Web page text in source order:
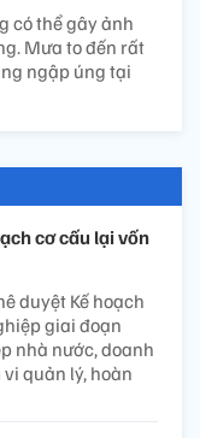
có thể gây ảnh
Mưa to đến rất
ngập úng tại
cơ cấu lại vốn
duyệt Kế hoạch
giai đoạn
nhà nước, doanh
quản lý, hoàn